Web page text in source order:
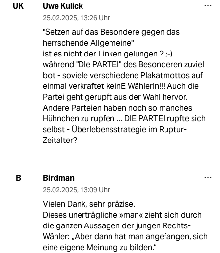
UK Uwe Kulick
25.02.2025, 13:26 Uhr
"Setzen auf das Besondere gegen das
herrschende Allgemeine"
ist es nicht der Linken gelungen ? ;-)
während "DIe PARTEI" des Besonderen zuviel
bot - soviele verschiedene Plakatmottos auf
einmal verkraftet keinE WählerIn!!! Auch die
Partei geht gerupft aus der Wahl hervor.
Andere Parteien haben noch so manches
Hühnchen zu rupfen ... DIE PARTEI rupfte sich
selbst - Überlebensstrategie im Ruptur-
Zeitalter?
B Birdman
25.02.2025, 13:09 Uhr
Vielen Dank, sehr präzise.
Dieses unerträgliche »man« zieht sich durch
die ganzen Aussagen der jungen Rechts-
Wähler: „Aber dann hat man angefangen, sich
eine eigene Meinung zu bilden.“